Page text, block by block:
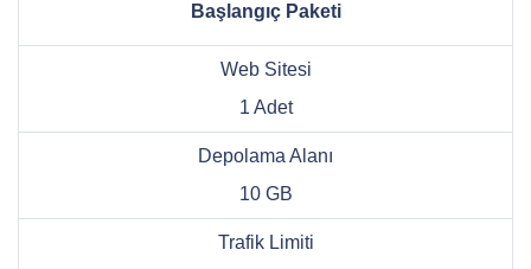
Başlangıç Paketi
Web Sitesi
1 Adet
Depolama Alanı
10 GB
Trafik Limiti